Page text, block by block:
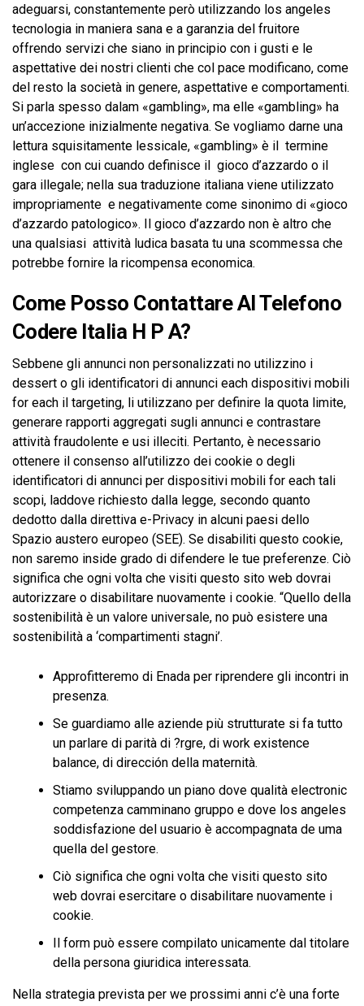
adeguarsi, constantemente però utilizzando los angeles
tecnologia in maniera sana e a garanzia del fruitore
offrendo servizi che siano in principio con i gusti e le
aspettative dei nostri clienti che col pace modificano, come
del resto la società in genere, aspettative e comportamenti.
Si parla spesso dalam «gambling», ma elle «gambling» ha
un’accezione inizialmente negativa. Se vogliamo darne una
lettura squisitamente lessicale, «gambling» è il termine
inglese con cui cuando definisce il gioco d’azzardo o il
gara illegale; nella sua traduzione italiana viene utilizzato
impropriamente e negativamente come sinonimo di «gioco
d’azzardo patologico». Il gioco d’azzardo non è altro che
una qualsiasi attività ludica basata tu una scommessa che
potrebbe fornire la ricompensa economica.
Come Posso Contattare Al Telefono
Codere Italia H P A?
Sebbene gli annunci non personalizzati no utilizzino i
dessert o gli identificatori di annunci each dispositivi mobili
for each il targeting, li utilizzano per definire la quota limite,
generare rapporti aggregati sugli annunci e contrastare
attività fraudolente e usi illeciti. Pertanto, è necessario
ottenere il consenso all’utilizzo dei cookie o degli
identificatori di annunci per dispositivi mobili for each tali
scopi, laddove richiesto dalla legge, secondo quanto
dedotto dalla direttiva e-Privacy in alcuni paesi dello
Spazio austero europeo (SEE). Se disabiliti questo cookie,
non saremo inside grado di difendere le tue preferenze. Ciò
significa che ogni volta che visiti questo sito web dovrai
autorizzare o disabilitare nuovamente i cookie. “Quello della
sostenibilità è un valore universale, no può esistere una
sostenibilità a ‘compartimenti stagni’.
Approfitteremo di Enada per riprendere gli incontri in
presenza.
Se guardiamo alle aziende più strutturate si fa tutto
un parlare di parità di ?rgre, di work existence
balance, di dirección della maternità.
Stiamo sviluppando un piano dove qualità electronic
competenza camminano gruppo e dove los angeles
soddisfazione del usuario è accompagnata de uma
quella del gestore.
Ciò significa che ogni volta che visiti questo sito
web dovrai esercitare o disabilitare nuovamente i
cookie.
Il form può essere compilato unicamente dal titolare
della persona giuridica interessata.
Nella strategia prevista per we prossimi anni c’è una forte